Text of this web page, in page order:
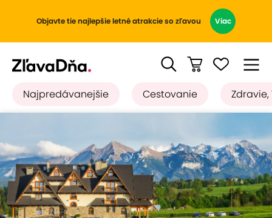
Objavte tie najlepšie letné atrakcie so zľavou Viac
Najpredávanejšie Cestovanie Zdravie,